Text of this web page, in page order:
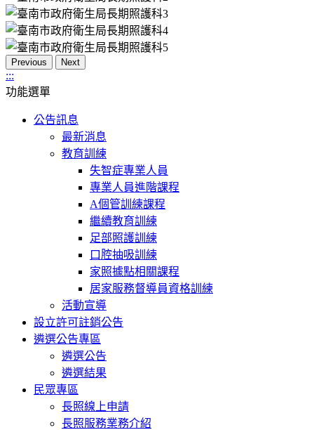
Previous Next
:::
功能選單
公告訊息
最新消息
教育訓練
失智症專業人員
專業人員進階課程
A個管訓練課程
繼續教育訓練
足部照護訓練
口腔抽吸訓練
家照據點相關課程
居家服務督導員資格訓練
活動宣導
設立許可註銷公告
遴選公告專區
遴選公告
遴選結果
民眾專區
長照線上申請
長照服務業務介紹